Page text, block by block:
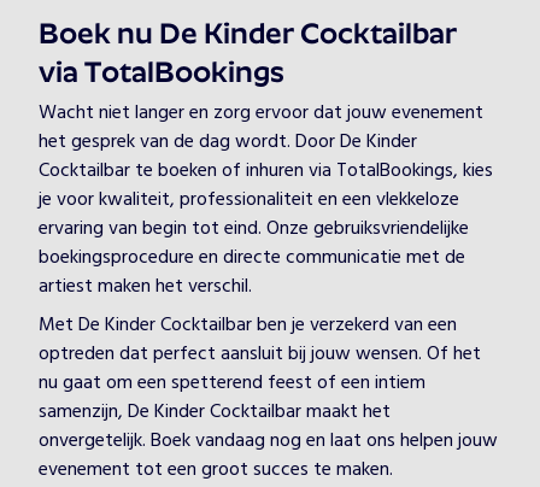
Boek nu De Kinder Cocktailbar
via TotalBookings
Wacht niet langer en zorg ervoor dat jouw evenement
het gesprek van de dag wordt. Door De Kinder
Cocktailbar te boeken of inhuren via TotalBookings, kies
je voor kwaliteit, professionaliteit en een vlekkeloze
ervaring van begin tot eind. Onze gebruiksvriendelijke
boekingsprocedure en directe communicatie met de
artiest maken het verschil.
Met De Kinder Cocktailbar ben je verzekerd van een
optreden dat perfect aansluit bij jouw wensen. Of het
nu gaat om een spetterend feest of een intiem
samenzijn, De Kinder Cocktailbar maakt het
onvergetelijk. Boek vandaag nog en laat ons helpen jouw
evenement tot een groot succes te maken.